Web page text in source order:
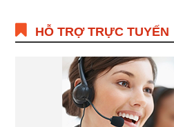
HỖ TRỢ TRỰC TUYẾN